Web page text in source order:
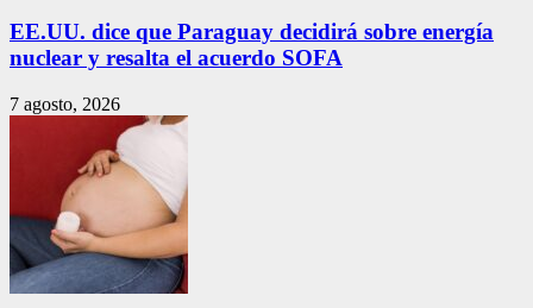
EE.UU. dice que Paraguay decidirá sobre energía
nuclear y resalta el acuerdo SOFA
7 agosto, 2026